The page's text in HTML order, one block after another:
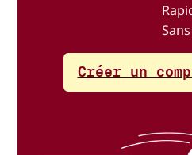
Créer un